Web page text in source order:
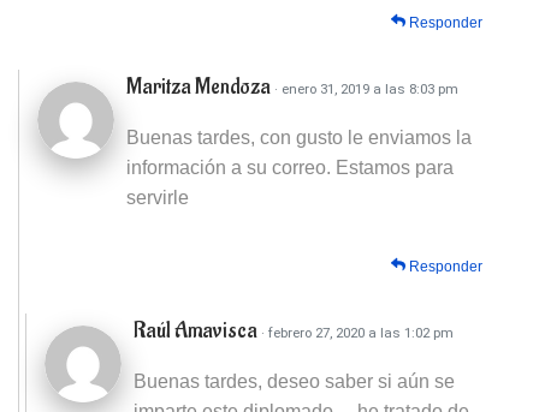
Responder
Maritza Mendoza · enero 31, 2019 a las 8:03 pm
Buenas tardes, con gusto le enviamos la
información a su correo. Estamos para
servirle
Responder
Raúl Amavisca · febrero 27, 2020 a las 1:02 pm
Buenas tardes, deseo saber si aún se